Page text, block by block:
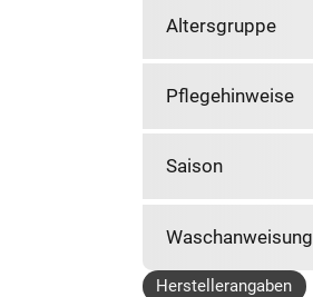
Altersgruppe
Pflegehinweise
Saison
Herstellerangaben